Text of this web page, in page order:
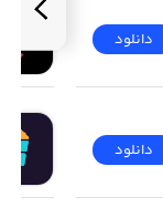
دانلود
دانلود